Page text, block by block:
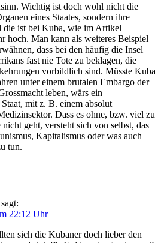
Wichtig ist doch wohl nicht die
eines Staates, sondern ihre
ist bei Kuba, wie im Artikel
hoch. Man kann als weiteres Beispiel
dass bei den häufig die Insel
fast nie Tote zu beklagen, die
vorbildlich sind. Müsste Kuba
unter einem brutalen Embargo der
leben, wärs ein
mit z. B. einem absolut
Dass es ohne, bzw. viel zu
geht, versteht sich von selbst, das
Kapitalismus oder was auch
tun.
sagt:
22:12 Uhr
sich die Kubaner doch lieber den